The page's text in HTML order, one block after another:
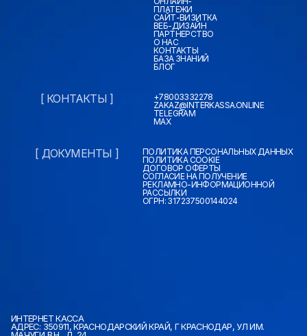
ПЛАТЕЖИ
САЙТ-ВИЗИТКА
ВЕБ-ДИЗАЙН
ПАРТНЕРСТВО
О НАС
КОНТАКТЫ
БАЗА ЗНАНИЙ
БЛОГ
[ КОНТАКТЫ ]
+78003332278
ZAKAZ@INTERKASSA.ONLINE
TELEGRAM
MAX
[ ДОКУМЕНТЫ ]
ПОЛИТИКА ПЕРСОНАЛЬНЫХ ДАННЫХ
ПОЛИТИКА COOKIE
ДОГОВОР ОФЕРТЫ
СОГЛАСИЕ НА ПОЛУЧЕНИЕ
РЕКЛАМНО-ИНФОРМАЦИОННОЙ
РАССЫЛКИ
ОГРН: 317237500144024
ИНТЕРНЕТ КАССА
АДРЕС: 350911, КРАСНОДАРСКИЙ КРАЙ, Г КРАСНОДАР, УЛ ИМ.